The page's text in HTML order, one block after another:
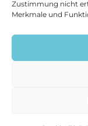
Zustimmung nicht
Merkmale und